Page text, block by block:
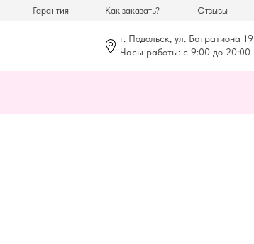
Отзывы
Гарантия Как заказать?
г. Подольск, ул. Багратиона 19
Часы работы: с 9:00 до 20:00